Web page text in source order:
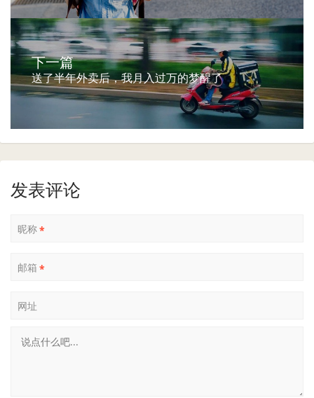
下一篇
送了半年外卖后，我月入过万的梦醒了
发表评论
昵称*
邮箱 *
网址